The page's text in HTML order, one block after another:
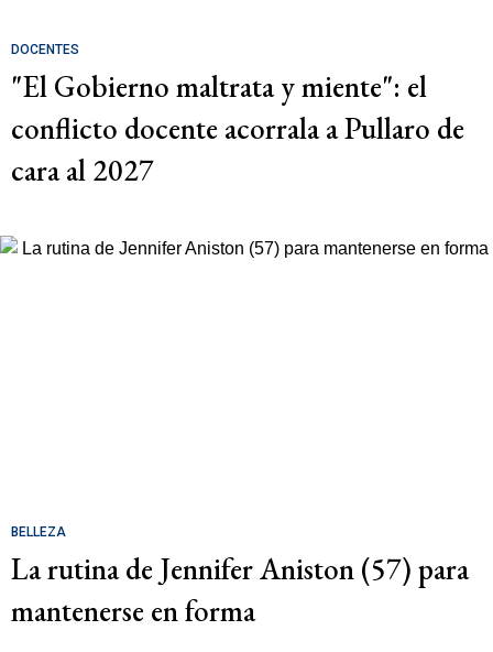
DOCENTES
"El Gobierno maltrata y miente": el
conflicto docente acorrala a Pullaro de
cara al 2027
BELLEZA
La rutina de Jennifer Aniston (57) para
mantenerse en forma